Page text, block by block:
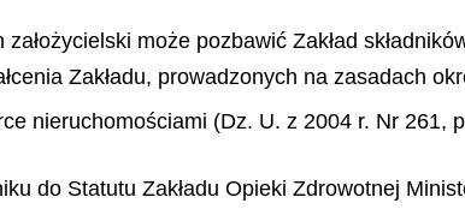
założycielski może pozbawić Zakład
Zakładu, prowadzonych na zasadach
nieruchomościami (Dz. U. z 2004 r. Nr 261,
do Statutu Zakładu Opieki Zdrowotnej